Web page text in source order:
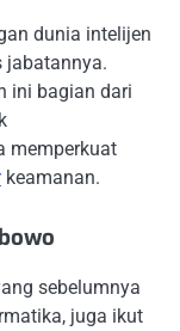
dunia intelijen
jabatannya.
ini bagian dari
memperkuat
keamanan.
sebelumnya
juga ikut